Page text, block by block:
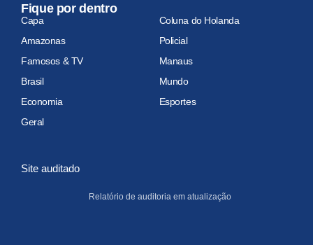
Fique por dentro
Capa
Coluna do Holanda
Amazonas
Policial
Famosos & TV
Manaus
Brasil
Mundo
Economia
Esportes
Geral
Site auditado
Relatório de auditoria em atualização